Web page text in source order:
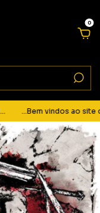
0
...Bem vindos ao site